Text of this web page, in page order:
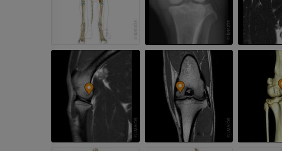
马 - 骨学
插画
马-骨骼学
放射影像学
马腕骨
计算机体层摄影
计算机体层